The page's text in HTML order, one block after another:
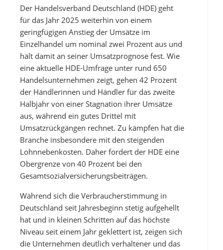
Der Handelsverband Deutschland (HDE) geht
für das Jahr 2025 weiterhin von einem
geringfügigen Anstieg der Umsätze im
Einzelhandel um nominal zwei Prozent aus und
hält damit an seiner Umsatzprognose fest. Wie
eine aktuelle HDE-Umfrage unter rund 650
Handelsunternehmen zeigt, gehen 42 Prozent
der Händlerinnen und Händler für das zweite
Halbjahr von einer Stagnation ihrer Umsätze
aus, während ein gutes Drittel mit
Umsatzrückgängen rechnet. Zu kämpfen hat die
Branche insbesondere mit den steigenden
Lohnnebenkosten. Daher fordert der HDE eine
Obergrenze von 40 Prozent bei den
Gesamtsozialversicherungsbeiträgen.
Während sich die Verbraucherstimmung in
Deutschland seit Jahresbeginn stetig aufgehellt
hat und in kleinen Schritten auf das höchste
Niveau seit einem Jahr geklettert ist, zeigen sich
die Unternehmen deutlich verhaltener und das